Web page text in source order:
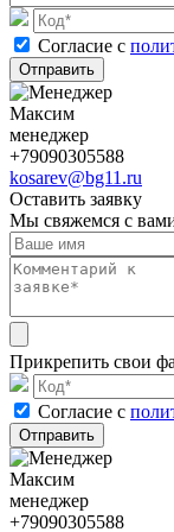
Cогласие с
Отправить
Максим
менеджер
+79090305588
kosarev@bg11.ru
Оставить заявку
Мы свяжемся с
Прикрепить свои
Cогласие с
Отправить
Максим
менеджер
+79090305588